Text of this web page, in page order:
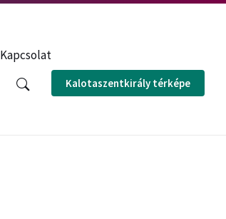
Kapcsolat
Kalotaszentkirály térképe